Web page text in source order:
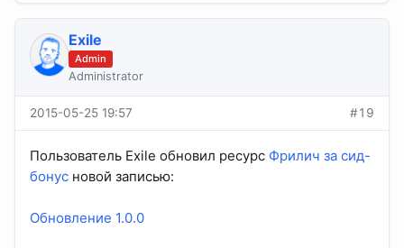
Exile
Admin
Administrator
2015-05-25 19:57 #19
Пользователь Exile обновил ресурс Фрилич за сид-
бонус новой записью:
Обновление 1.0.0